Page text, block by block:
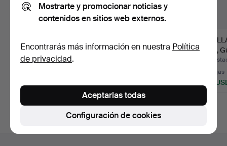
Boch, 54 piezas.
Subastado 15 jul 2026
WESTMAN. 1928-2007.
Diné,
15 pujas
401
Mostrarte y promocionar noticias y
contenidos en sitios web externos.
Encontrarás más información en nuestra Política
de privacidad.
Configuración de cookies
Aceptarlas todas